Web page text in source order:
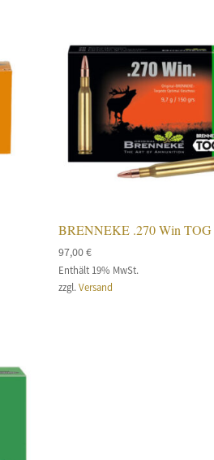
BRENNEKE .270 Win TOG
97,00€
Enthält 19% MwSt.
zzgl. Versand